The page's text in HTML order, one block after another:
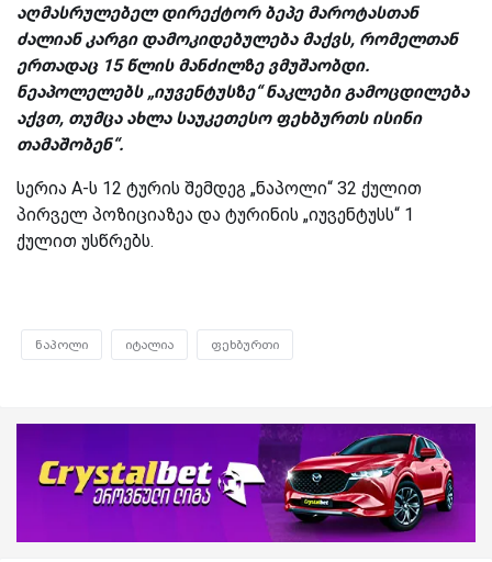
აღმასრულებელ დირექტორ ბეპე მაროტასთან
ძალიან კარგი დამოკიდებულება მაქვს, რომელთან
ერთადაც 15 წლის მანძილზე ვმუშაობდი.
ნეაპოლელებს „იუვენტუსზე“ ნაკლები გამოცდილება
აქვთ, თუმცა ახლა საუკეთესო ფეხბურთს ისინი
თამაშობენ“.
სერია A-ს 12 ტურის შემდეგ „ნაპოლი“ 32 ქულით
პირველ პოზიციაზეა და ტურინის „იუვენტუსს“ 1
ქულით უსწრებს.
ნაპოლი იტალია ფეხბურთი